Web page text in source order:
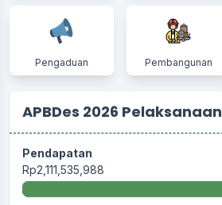
Pengaduan Pembangunan
APBDes 2026 Pelaksanaan
Pendapatan
Rp2,111,535,988